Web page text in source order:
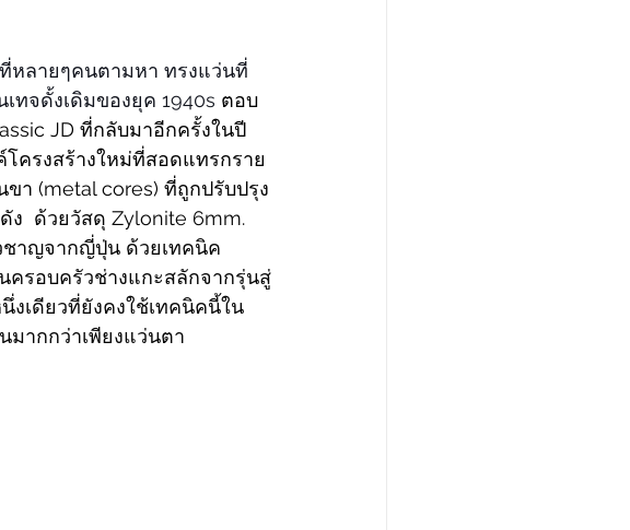
หลายๆคนตามหา ทรงแว่นที่
ทจดั้งเดิมของยุค 1940s ตอบ
JD ที่กลับมาอีกครั้งในปี
ครงสร้างใหม่ที่สอดแทรกราย
า (metal cores) ที่ถูกปรับปรุง
ง ด้วยวัสดุ Zylonite 6mm.
ชาญจากญี่ปุ่น ด้วยเทคนิค
ครอบครัวช่างแกะสลักจากรุ่นสู่
งเดียวที่ยังคงใช้เทคนิคนี้ใน
ากกว่าเพียงแว่นตา